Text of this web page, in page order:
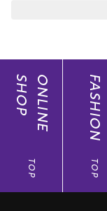
ONLINE
SHOP
TOP
FASHION
TOP